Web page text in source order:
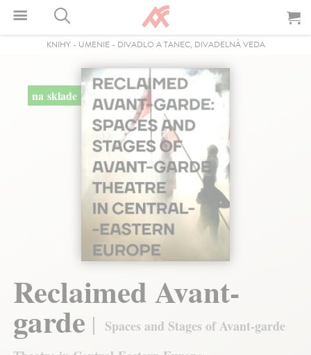
KNIHY- UMENIE- DIVADLO A TANEC, DIVADELNÁ VEDA
na sklade
Reclaimed Avant-
garde
Spaces and Stages of Avant-garde